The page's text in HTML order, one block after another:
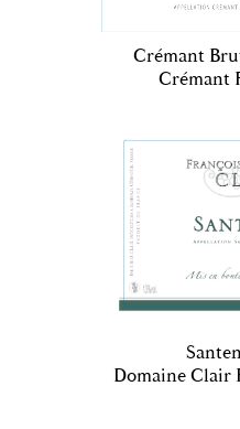
Crémant
Crémant
Domaine Clair